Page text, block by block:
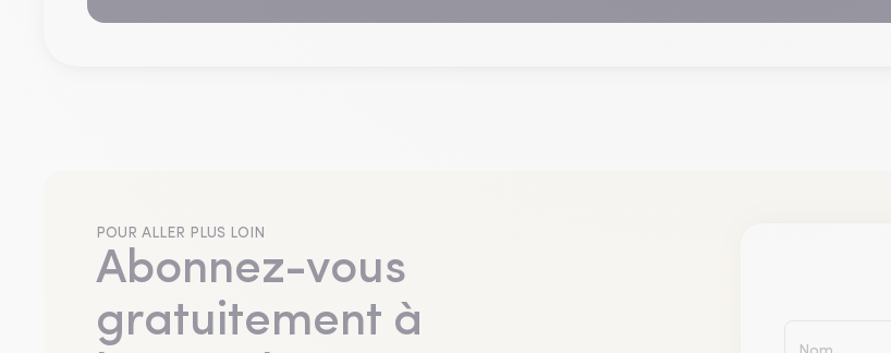
POUR ALLER PLUS LOIN
Abonnez-vous
gratuitement à